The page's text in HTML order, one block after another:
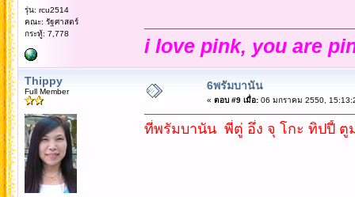
รุ่น: rcu2514
คณะ: รัฐศาสตร์
กระทู้: 7,778
i love pink, you are
Thippy
Full Member 6พรัมบานัน
« ตอบ #9 เมื่อ:06 มกราคม 2550,
ที่พรัมบานัน พี่ตู่ อึ่ง จุ โกะ ทิปปี้